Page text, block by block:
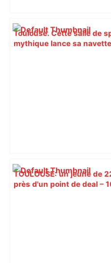
Toulouse. Cette salle de
mythique lance sa
TOULOUSE: un jeune de
près d'un point de deal –